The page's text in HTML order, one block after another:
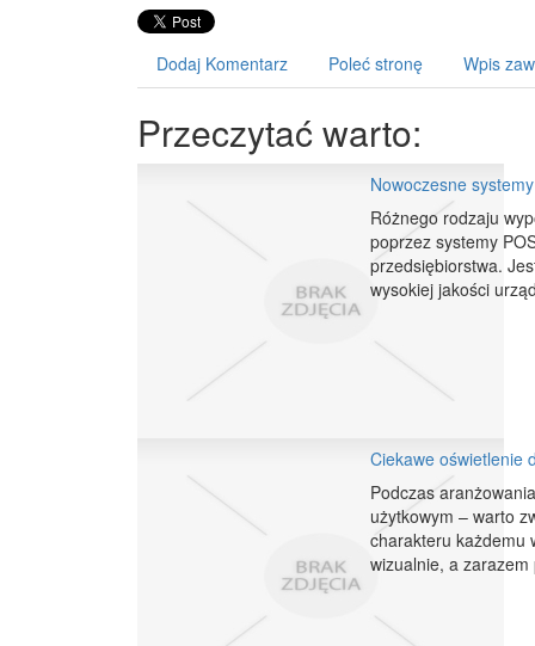
Dodaj Komentarz Poleć stronę Wpis
Przeczytać warto:
Nowoczesne
Różnego rodzaju
poprzez systemy
przedsiębiorstwa.
wysokiej jakości
Ciekawe oświetlenie
Podczas
użytkowym – warto
charakteru każdemu
wizualnie, a